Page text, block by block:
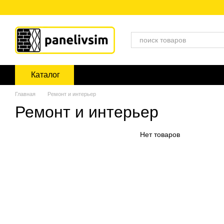
Каталог
Главная Ремонт и интерьер
Ремонт и интерьер
Нет товаров